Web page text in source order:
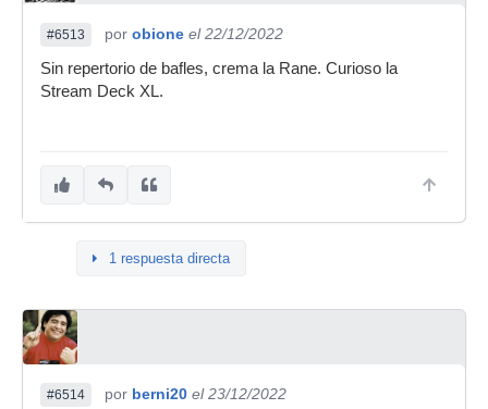
#6513 por obione el 22/12/2022
Sin repertorio de bafles, crema la Rane. Curioso la
Stream Deck XL.
1 respuesta directa
#6514 por berni20 el 23/12/2022